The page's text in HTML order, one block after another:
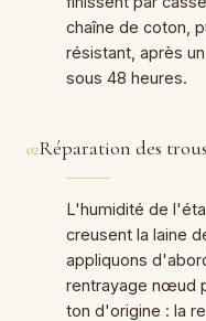
chaîne de coton,
résistant, après
sous 48 heures.
02Réparation des
L'humidité de
creusent la laine
appliquons
rentrayage nœud
ton d'origine : la